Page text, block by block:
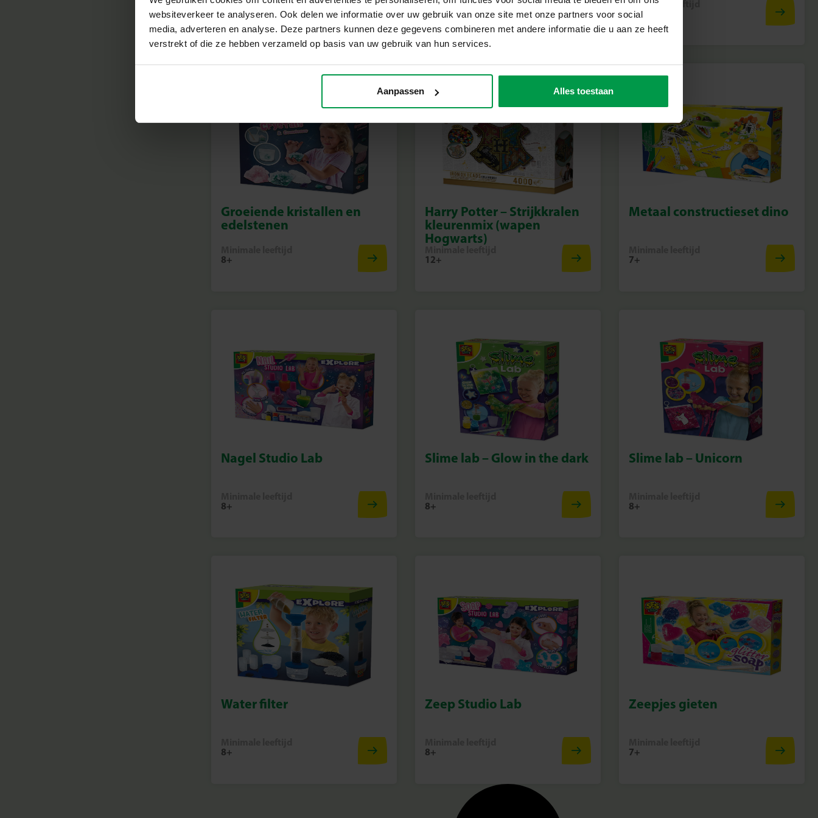
websiteverkeer te analyseren. Ook delen we informatie over uw gebruik van onze site met onze partners voor social
media, adverteren en analyse. Deze partners kunnen deze gegevens combineren met andere informatie die u aan ze heeft
verstrekt of die ze hebben verzameld op basis van uw gebruik van hun services.
Aanpassen Alles toestaan
Minimale leeftijd
8+
Minimale leeftijd
7+
Minimale leeftijd
8+
Groeiende kristallen en
edelstenen
8+
Harry Potter – Strijkkralen
kleurenmix (wapen
Hogwarts)
Minimale leeftijd
12+
Metaal constructieset dino
7+
Nagel Studio Lab
8+
Slime lab – Glow in the dark
8+
Slime lab – Unicorn
8+
Water filter
8+
Zeep Studio Lab
8+
Zeepjes gieten
7+